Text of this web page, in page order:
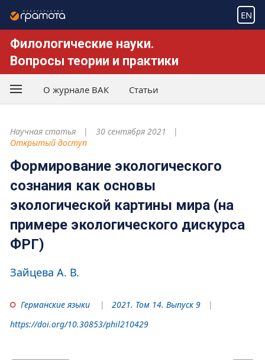
EN
Филологические науки.
Вопросы теории и практики
О журнале ВАК Статьи
Научная статья
30 сентября 2021
Открытый доступ
Формирование экологического
сознания как основы
экологической картины мира (на
примере экологического дискурса
ФРГ)
Зайцева А. В.
Германские языки
2021. Том 14. Выпуск 9
https://doi.org/10.30853/phil210429